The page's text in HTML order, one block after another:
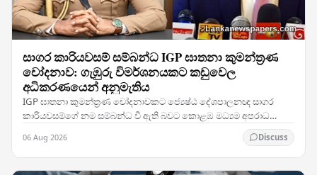
සාගර කාරියවසම් සම්බන්ධ IGP ඝාතනා කුමන්ත්‍රණ
චෝදනාව: ගැඹුරු විමර්ශනයකට කඩුවෙල
අධිකරණයෙන් අනුමැතිය
IGP ඝාතනා කුමන්ත්‍රණ චෝදනාවකට ජ්‍යෙෂ්ඨ දේශපාලනඥ සාගර
කාරියවසම්ගේ නම සම්බන්ධ වී ඇති බවට කොළඹ මධ්‍යම අපරාධ
විමර්ශන කාර්යාංශය (CCIB) ඉදිරිපත් කළ වාර්තාව සලකා බැලූ…
06 Aug 2026 Discuss